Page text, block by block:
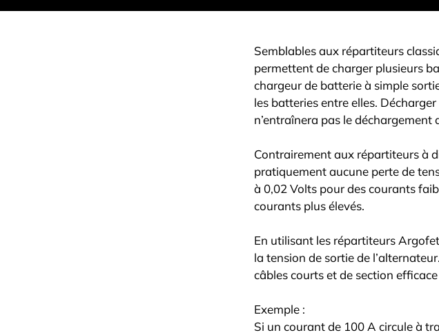
Semblables aux répartiteurs
permettent de charger plusieurs
chargeur de batterie à simple
les batteries entre elles.
n’entraînera pas le
Contrairement aux répartiteurs à
pratiquement aucune perte de
à 0,02 Volts pour des courants
courants plus élevés.
En utilisant les répartiteurs
la tension de sortie de
câbles courts et de section
Exemple :
Si un courant de 100 A circule à